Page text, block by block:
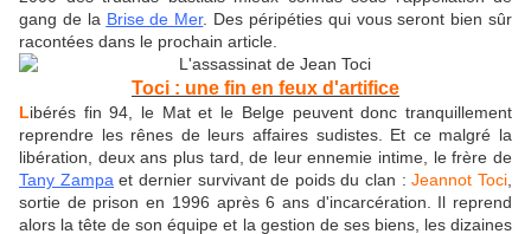
gang de la Brise de Mer. Des péripéties qui vous seront bien sûr
racontées dans le prochain article.
Toci : une fin en feux d'artifice
Libérés fin 94, le Mat et le Belge peuvent donc tranquillement
reprendre les rênes de leurs affaires sudistes. Et ce malgré la
libération, deux ans plus tard, de leur ennemie intime, le frère de
Tany Zampa et dernier survivant de poids du clan :Jeannot Toci
sortie de prison en 1996 après 6 ans d'incarcération. Il reprend
alors la tête de son équipe et la gestion de ses biens, les dizaines